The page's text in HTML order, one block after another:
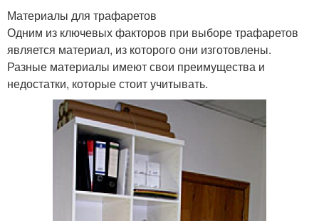
Материалы для трафаретов
Одним из ключевых факторов при выборе трафаретов
является материал, из которого они изготовлены.
Разные материалы имеют свои преимущества и
недостатки, которые стоит учитывать.